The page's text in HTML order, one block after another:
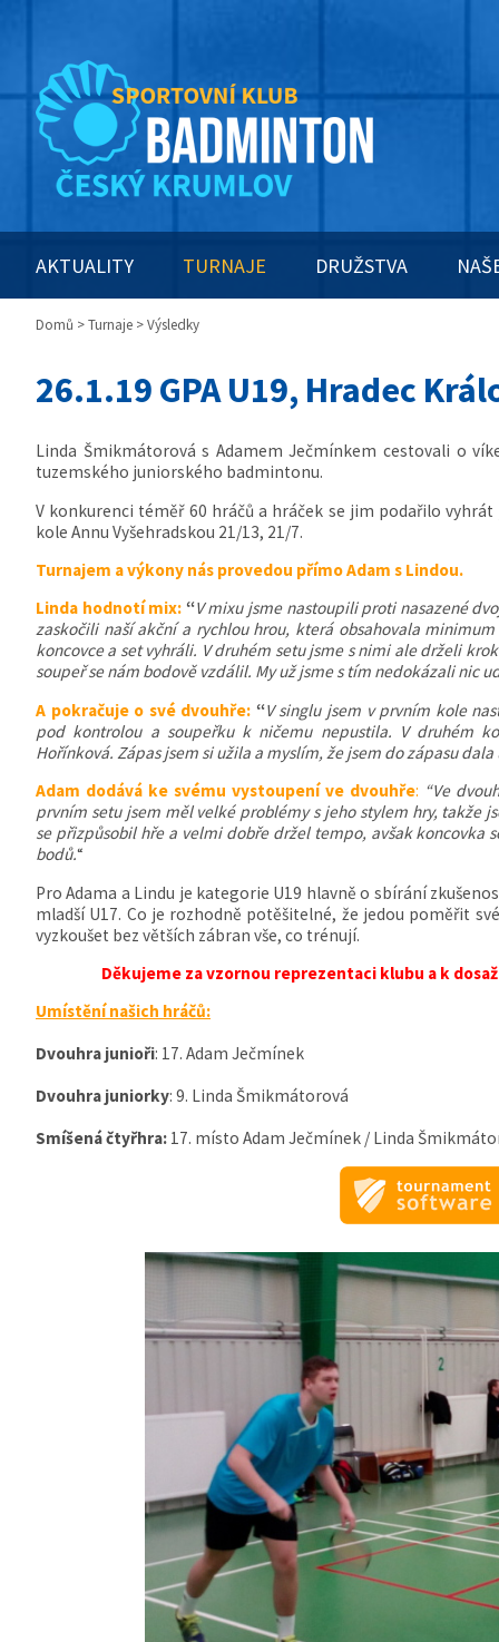
AKTUALITY TURNAJE DRUŽSTVA
Domů >Turnaje > Výsledky
26.1.19 GPA U19, Hradec
Linda Šmikmátorová s Adamem Ječmínkem cestovali o
tuzemského juniorského badmintonu.
V konkurenci téměř 60 hráčů a hráček se jim podařilo
kole Annu Vyšehradskou 21/13, 21/7.
Turnajem a výkony nás provedou přímo Adam s Lindou.
Linda hodnotí mix: “V mixu jsme nastoupili proti nasazené
zaskočili naší akční a rychlou hrou, která obsahovala
koncovce a set vyhráli. V druhém setu jsme s nimi ale drželi
soupeř se nám bodově vzdálil. My už jsme s tím nedokázali nic
A pokračuje o své dvouhře: “V singlu jsem v prvním kole
pod kontrolou a soupeřku k ničemu nepustila. V druhém
Hořínková. Zápas jsem si užila a myslím, že jsem do zápasu
Adam dodává ke svému vystoupení ve dvouhře: “Ve
prvním setu jsem měl velké problémy s jeho stylem hry, takže
se přizpůsobil hře a velmi dobře držel tempo, avšak koncovka
bodů.“
Pro Adama a Lindu je kategorie U19 hlavně o sbírání
mladší U17. Co je rozhodně potěšitelné, že jedou poměřit
vyzkoušet bez větších zábran vše, co trénují.
Děkujeme za vzornou reprezentaci klubu a k
Umístění našich hráčů:
Dvouhra junioři: 17. Adam Ječmínek
Dvouhra juniorky: 9. Linda Šmikmátorová
Smíšená čtyřhra: 17. místo Adam Ječmínek / Linda